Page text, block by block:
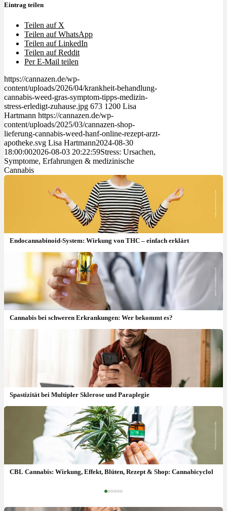
Eintrag teilen
Teilen auf X
Teilen auf WhatsApp
Teilen auf LinkedIn
Teilen auf Reddit
Per E-Mail teilen
https://cannazen.de/wp-
content/uploads/2026/04/krankheit-behandlung-
cannabis-weed-gras-symptom-tipps-medizin-
stress-erledigt-zuhause.jpg 673 1200 Lisa
Hartmann https://cannazen.de/wp-
content/uploads/2025/03/cannazen-shop-
lieferung-cannabis-weed-hanf-online-rezept-arzt-
apotheke.svg Lisa Hartmann2024-08-30
18:00:002026-08-03 20:22:59Stress: Ursachen,
Symptome, Erfahrungen & medizinische
Cannabis
Endocannabinoid-System: Wirkung von THC – einfach erklärt
Cannabis bei schweren Erkrankungen: Wer bekommt es?
Spastizität bei Multipler Sklerose und Paraplegie
CBL Cannabis: Wirkung, Effekt, Blüten, Rezept & Shop: Cannabicyclol
Cannabis neuropathischer Schmerz: Studien & hilft es wirklich?